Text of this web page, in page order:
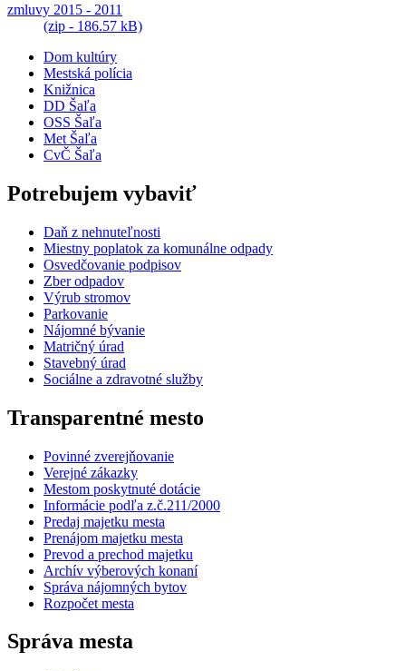
zmluvy 2015 - 2011
(zip - 186.57 kB)
Dom kultúry
Mestská polícia
Knižnica
DD Šaľa
OSS Šaľa
Met Šaľa
CvČ Šaľa
Potrebujem vybaviť
Daň z nehnuteľnosti
Miestny poplatok za komunálne odpady
Osvedčovanie podpisov
Zber odpadov
Výrub stromov
Parkovanie
Nájomné bývanie
Matričný úrad
Stavebný úrad
Sociálne a zdravotné služby
Transparentné mesto
Povinné zverejňovanie
Verejné zákazky
Mestom poskytnuté dotácie
Informácie podľa z.č.211/2000
Predaj majetku mesta
Prenájom majetku mesta
Prevod a prechod majetku
Archív výberových konaní
Správa nájomných bytov
Rozpočet mesta
Správa mesta